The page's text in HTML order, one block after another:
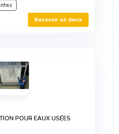
Recevoir un devis
POUR EAUX USÉES